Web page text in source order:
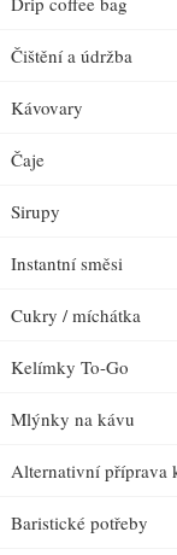
Čištění a údržba
Kávovary
Čaje
Sirupy
Instantní směsi
Cukry / míchátka
Kelímky To-Go
Mlýnky na kávu
Alternativní příprava
Baristické potřeby